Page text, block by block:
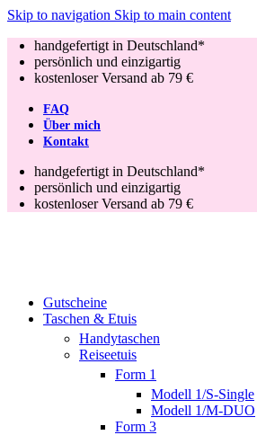
Skip to navigation Skip to main content
handgefertigt in Deutschland*
persönlich und einzigartig
kostenloser Versand ab 79 €
FAQ
Über mich
Kontakt
handgefertigt in Deutschland*
persönlich und einzigartig
kostenloser Versand ab 79 €
Gutscheine
Taschen & Etuis
Handytaschen
Reiseetuis
Form 1
Modell 1/S-Single
Modell 1/M-DUO
Form 3